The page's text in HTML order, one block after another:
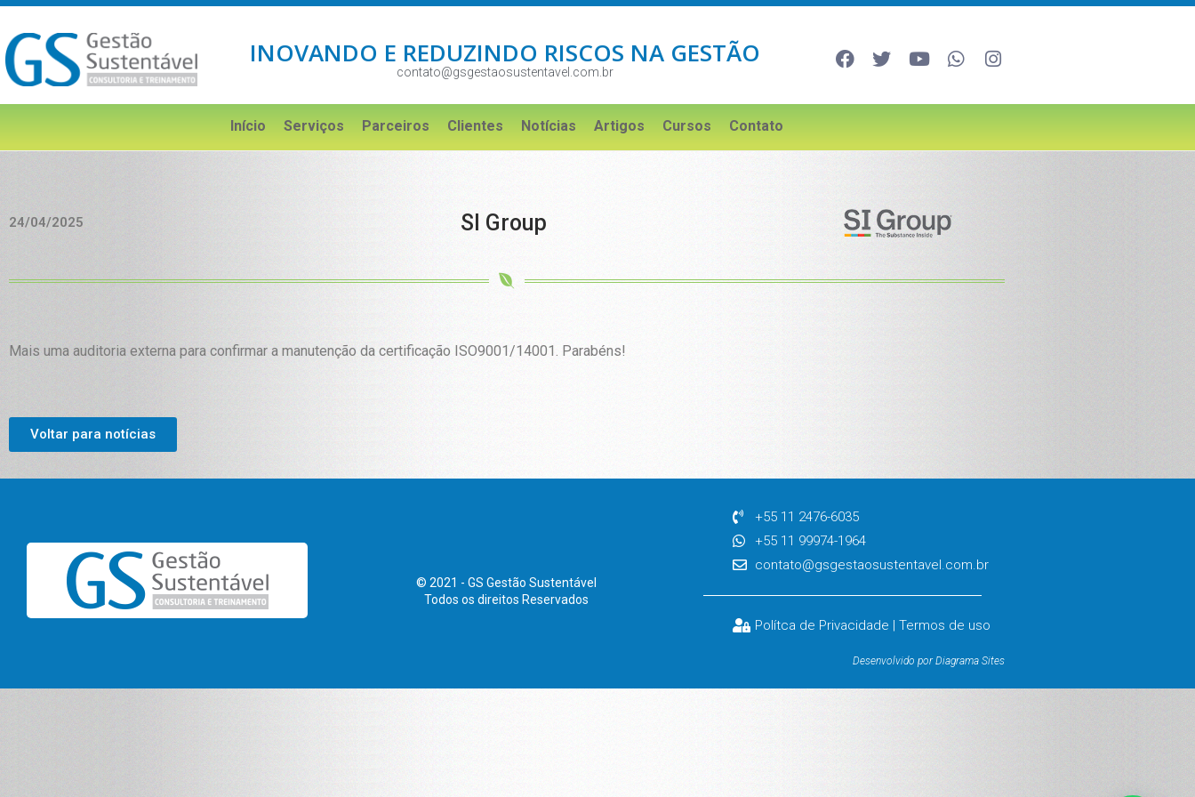
INOVANDO E REDUZINDO RISCOS NA GESTÃO
contato@gsgestaosustentavel.com.br
Início Serviços Parceiros Clientes Notícias Artigos Cursos Contato
24/04/2025 SI Group
Mais uma auditoria externa para confirmar a manutenção da certificação ISO9001/14001. Parabéns!
Voltar para notícias
© 2021 - GS Gestão Sustentável
Todos os direitos Reservados
+55 11 2476-6035
+55 11 99974-1964
contato@gsgestaosustentavel.com.br
Polítca de Privacidade | Termos de uso
Desenvolvido por Diagrama Sites